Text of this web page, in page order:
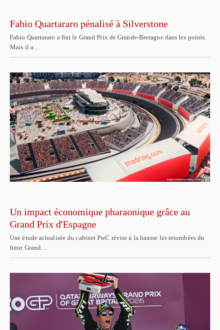
Fabio Quartararo pénalisé à Silverstone
Fabio Quartararo a fini le Grand Prix de Grande-Bretagne dans les points.
Mais il a…
Un impact économique pharaonique grâce au
Grand Prix d'Espagne
Une étude actualisée du cabinet PwC révise à la hausse les retombées du
futur Grand…